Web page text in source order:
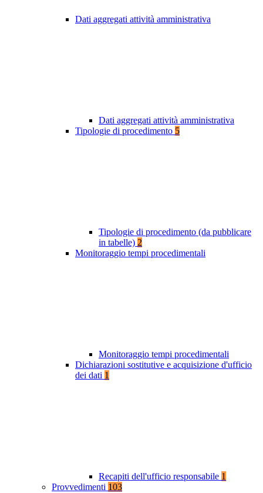
Dati aggregati attività amministrativa
Dati aggregati attività amministrativa
Tipologie di procedimento 5
Tipologie di procedimento (da pubblicare
in tabelle) 2
Monitoraggio tempi procedimentali
Monitoraggio tempi procedimentali
Dichiarazioni sostitutive e acquisizione d'ufficio
dei dati 1
Recapiti dell'ufficio responsabile 1
Provvedimenti 103